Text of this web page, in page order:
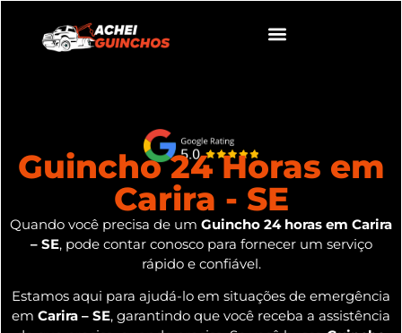
Guincho 24 Horas em
Carira - SE
Quando você precisa de um Guincho 24 horas em Carira
– SE, pode contar conosco para fornecer um serviço
rápido e confiável.
Estamos aqui para ajudá-lo em situações de emergência
em Carira – SE, garantindo que você receba a assistência